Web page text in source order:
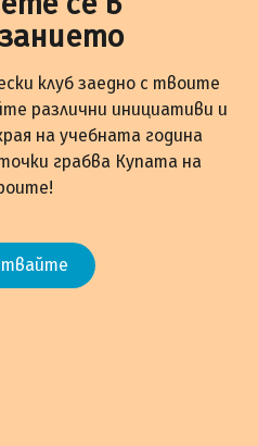
клуб заедно с твоите
различни инициативи и
на учебната година
грабва Купата на